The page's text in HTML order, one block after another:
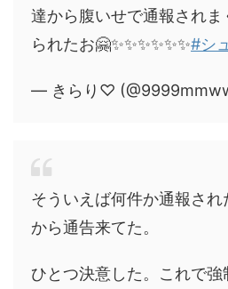
達から腹いせで通報され
られたお🤗✨✨✨✨✨✨#シ
— きらり♡
そういえば何件か通報さ
から通告来てた。
ひとつ決意した。これで